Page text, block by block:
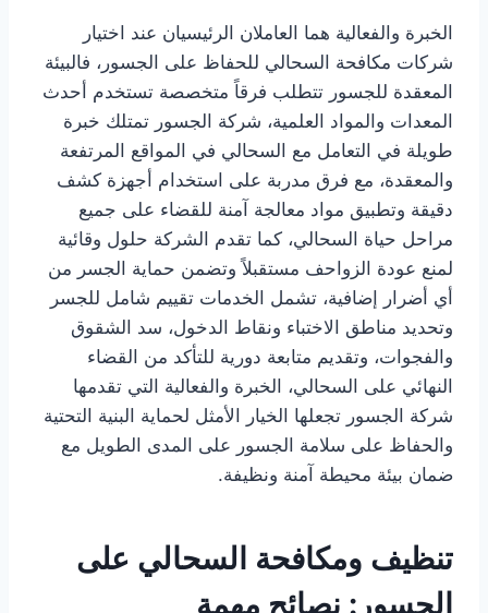
الخبرة والفعالية هما العاملان الرئيسيان عند اختيار
شركات مكافحة السحالي للحفاظ على الجسور، فالبيئة
المعقدة للجسور تتطلب فرقاً متخصصة تستخدم أحدث
المعدات والمواد العلمية، شركة الجسور تمتلك خبرة
طويلة في التعامل مع السحالي في المواقع المرتفعة
والمعقدة، مع فرق مدربة على استخدام أجهزة كشف
دقيقة وتطبيق مواد معالجة آمنة للقضاء على جميع
مراحل حياة السحالي، كما تقدم الشركة حلول وقائية
لمنع عودة الزواحف مستقبلاً وتضمن حماية الجسر من
أي أضرار إضافية، تشمل الخدمات تقييم شامل للجسر
وتحديد مناطق الاختباء ونقاط الدخول، سد الشقوق
والفجوات، وتقديم متابعة دورية للتأكد من القضاء
النهائي على السحالي، الخبرة والفعالية التي تقدمها
شركة الجسور تجعلها الخيار الأمثل لحماية البنية التحتية
والحفاظ على سلامة الجسور على المدى الطويل مع
ضمان بيئة محيطة آمنة ونظيفة.
تنظيف ومكافحة السحالي على
الجسور: نصائح مهمة